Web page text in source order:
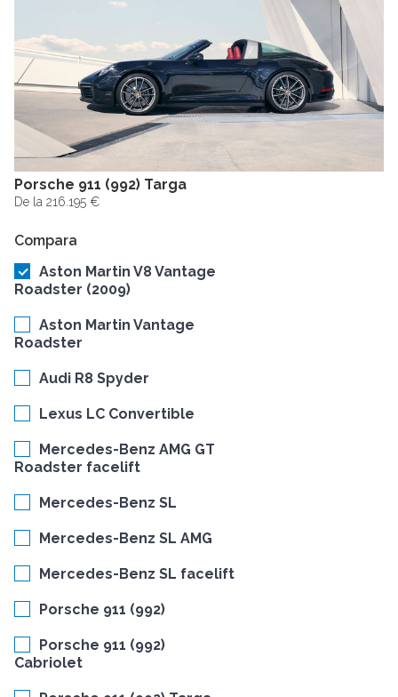
Porsche 911 (992) Targa
De la 216.195 €
Compara
Aston Martin V8 Vantage
Roadster (2009)
Aston Martin Vantage
Roadster
Audi R8 Spyder
Lexus LC Convertible
Mercedes-Benz AMG GT
Roadster facelift
Mercedes-Benz SL
Mercedes-Benz SL AMG
Mercedes-Benz SL facelift
Porsche 911 (992)
Porsche 911 (992)
Cabriolet